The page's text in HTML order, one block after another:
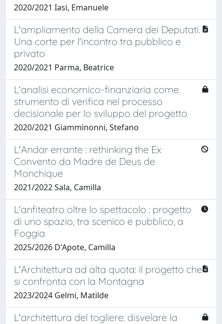
2020/2021 Iasi, Emanuele
L'ampliamento della Camera dei Deputati.
Una corte per l'incontro tra pubblico e
privato
2020/2021 Parma, Beatrice
L'analisi economico-finanziaria come
strumento di verifica nel processo
decisionale per lo sviluppo del progetto
2020/2021 Giamminonni, Stefano
L'Andar errante : rethinking the Ex
Convento da Madre de Deus de
Monchique
2021/2022 Sala, Camilla
L'anfiteatro oltre lo spettacolo : progetto
di uno spazio, tra scenico e pubblico, a
Foggia
2025/2026 D'Apote, Camilla
L'Architettura ad alta quota: il progetto che
si confronta con la Montagna
2023/2024 Gelmi, Matilde
L'architettura del togliere: disvelare la